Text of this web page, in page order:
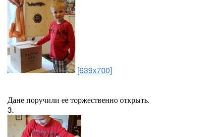
[639x700]
Дане поручили ее торжественно открыть.
3.